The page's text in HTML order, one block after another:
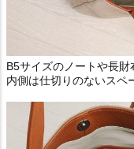
B5サイズのノートや長財
内側は仕切りのないスペ